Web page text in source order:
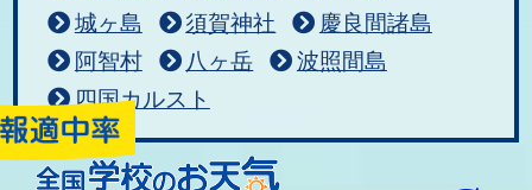
城ヶ島
須賀神社
慶良間諸島
阿智村
八ヶ岳
波照間島
四国カルスト